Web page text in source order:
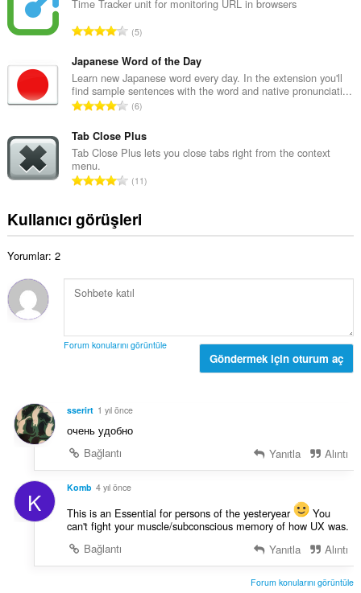
s
a
y
ı
s
ı
:
m
y
s
a
y
ı
s
:
Time Tracker unit for monitoring URL in browsers
T
p
l
a
m
y
s
a
y
s
ı
5
Japanese Word of the Day
Learn new Japanese word every day. In the extension you'll
find sample sentences with the word and native pronunciati...
T
p
l
m
y
s
ı
s
6
Tab Close Plus
Tab Close Plus lets you close tabs right from the context
menu.
T
l
o
y
y
:
11
Kullanıcı görüşleri
Yorumlar: 2
Forum konularını görüntüle
Göndermek için oturum aç
sserirt 1 yıl önce
очень удобно
Bağlantı
Yanıtla Alıntı
K Komb 4 yıl önce
This is an Essential for persons of the yesteryear
You
can't fight your muscle/subconscious memory of how UX was.
Bağlantı
Yanıtla Alıntı
Forum konularını görüntüle